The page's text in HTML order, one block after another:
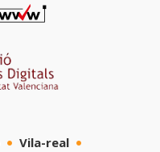
Vila-real